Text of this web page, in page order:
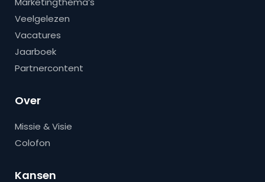
Veelgelezen
Vacatures
Jaarboek
Partnercontent
Over
Missie & Visie
Colofon
Kansen